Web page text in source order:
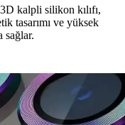
kalpli silikon kılıfı,
tasarımı ve yüksek
sağlar.